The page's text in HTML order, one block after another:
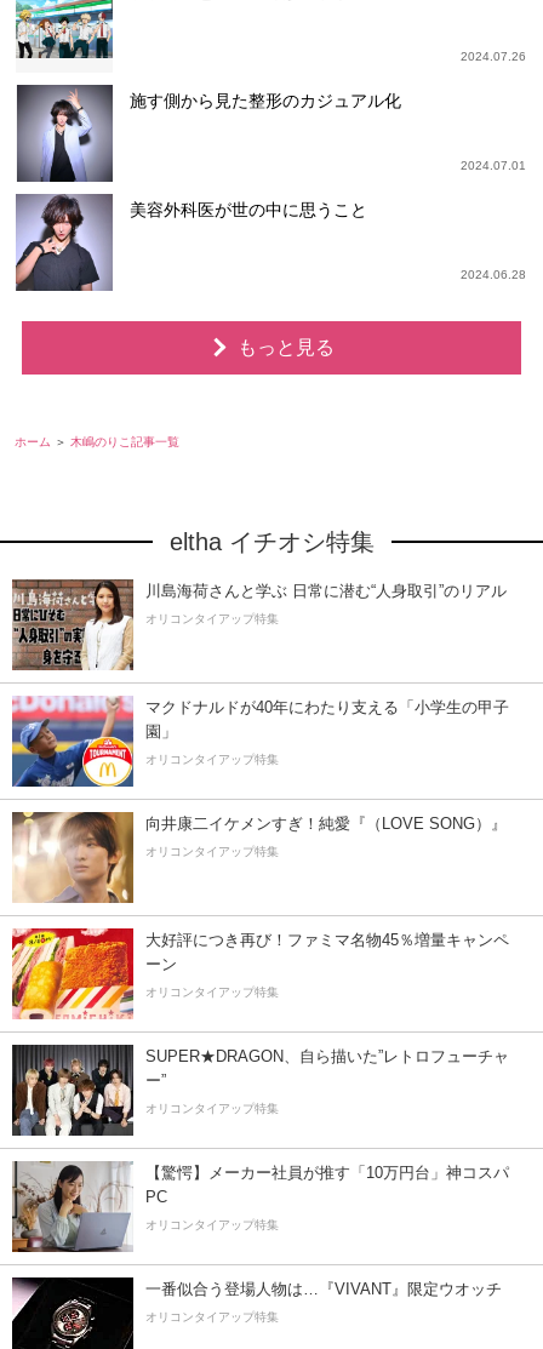
2024.07.26
施す側から見た整形のカジュアル化
2024.07.01
美容外科医が世の中に思うこと
2024.06.28
もっと見る
ホーム 木嶋のりこ記事一覧
eltha イチオシ特集
川島海荷さんと学ぶ 日常に潜む“人身取引”のリアル
オリコンタイアップ特集
マクドナルドが40年にわたり支える「小学生の甲子
園」
オリコンタイアップ特集
向井康二イケメンすぎ！純愛『（LOVE SONG）』
オリコンタイアップ特集
大好評につき再び！ファミマ名物45％増量キャンペ
ーン
オリコンタイアップ特集
SUPER★DRAGON、自ら描いた”レトロフューチャ
ー”
オリコンタイアップ特集
【驚愕】メーカー社員が推す「10万円台」神コスパ
PC
オリコンタイアップ特集
一番似合う登場人物は…『VIVANT』限定ウオッチ
オリコンタイアップ特集